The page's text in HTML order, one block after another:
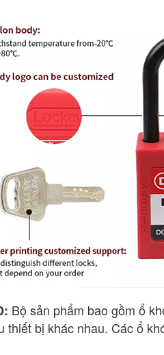
Bộ sản phẩm bao gồm ổ
bị khác nhau. Các ổ